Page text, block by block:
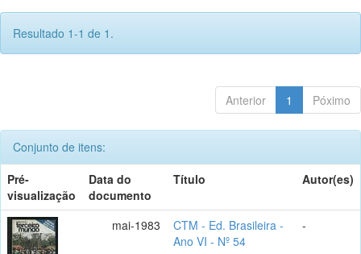
Resultado 1-1 de 1.
Anterior 1 Póximo
Conjunto de itens:
Pré-
visualização
Data do
documento
Título Autor(es)
mai-1983
CTM - Ed. Brasileira -
Ano VI - Nº 54
-